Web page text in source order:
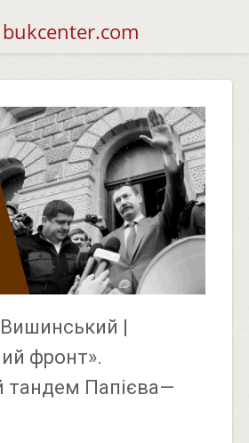
bukcenter.com
|
фронт».
тандем Папієва—